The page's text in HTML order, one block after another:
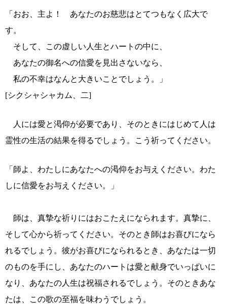
「おお、主よ！ あなたのお慈悲はとてつもなく広大で
す。
そして、この虚しい人生とハートの中に、
あなたの御名への信愛を見出さないなら、
私の不幸はなんと大きいことでしょう。」
[シクシャシャカム、二]
人には愛と渇仰が必要であり、そのときにはじめて人は
霊性の生活の結果を得るでしょう。こう祈ってください。
「師よ、わたしにあなたへの渇仰をお与えください。わた
しに信愛をお与えください。」
師は、真摯な祈りにはおこたえになられます。真摯に、
そして心から祈ってください。そのとき師はお喜びになら
れるでしょう。彼がお喜びになられるとき、あなたは一切
のものを手にし、あなたのハートは愛と献身でいっぱいに
なり、あなたの人生は祝福されるでしょう。そのときあな
たは、この歌の至福を味わうでしょう。